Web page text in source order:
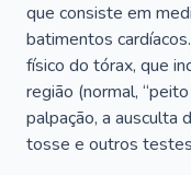
que consiste em
batimentos
físico do tórax, que
região (normal,
palpação, a ausculta
tosse e outros